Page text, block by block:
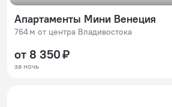
Апартаменты Мини Венеция
764 м от центра Владивостока
от 8 350 ₽
за ночь